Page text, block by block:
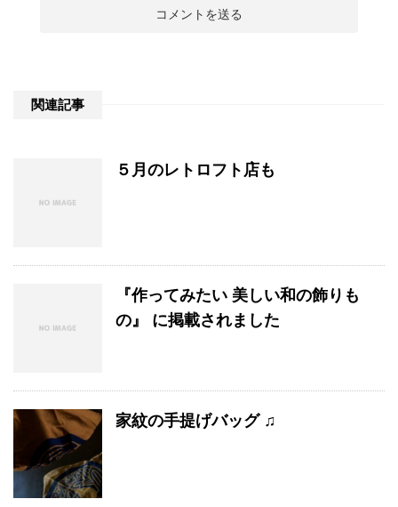
関連記事
５月のレトロフト店も
『作ってみたい 美しい和の飾りも
の』 に掲載されました
家紋の手提げバッグ ♫